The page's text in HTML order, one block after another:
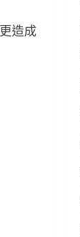
造成